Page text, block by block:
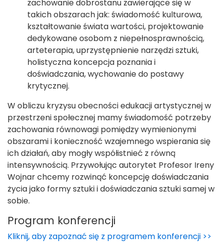
zachowanie dobrostanu zawierające się w
takich obszarach jak: świadomość kulturowa,
kształtowanie świata wartości, projektowanie
dedykowane osobom z niepełnosprawnością,
arteterapia, uprzystępnienie narzędzi sztuki,
holistyczna koncepcja poznania i
doświadczania, wychowanie do postawy
krytycznej.
W obliczu kryzysu obecności edukacji artystycznej w
przestrzeni społecznej mamy świadomość potrzeby
zachowania równowagi pomiędzy wymienionymi
obszarami i konieczność wzajemnego wspierania się
ich działań, aby mogły współistnieć z równą
intensywnością. Przywołując autorytet Profesor Ireny
Wojnar chcemy rozwinąć koncepcję doświadczania
życia jako formy sztuki i doświadczania sztuki samej w
sobie.
Program konferencji
Kliknij, aby zapoznać się z programem konferencji >>